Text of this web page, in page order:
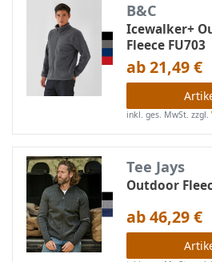
B&C
Icewalker+
Fleece FU703
ab 21,49 €
inkl. ges. MwSt. zzgl.
Tee Jays
Outdoor
ab 46,29 €